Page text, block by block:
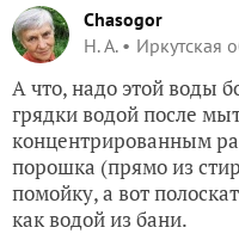
Chasogor
Н. А.
Иркутская
А что, надо этой воды
грядки водой после
концентрированным
порошка (прямо из
помойку, а вот
как водой из бани.